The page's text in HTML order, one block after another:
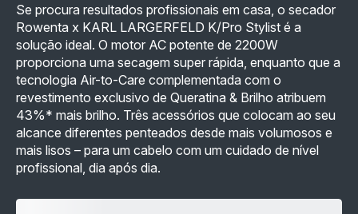
Se procura resultados profissionais em casa, o secador
Rowenta x KARL LARGERFELD K/Pro Stylist é a
solução ideal. O motor AC potente de 2200W
proporciona uma secagem super rápida, enquanto que a
tecnologia Air-to-Care complementada com o
revestimento exclusivo de Queratina & Brilho atribuem
43%* mais brilho. Três acessórios que colocam ao seu
alcance diferentes penteados desde mais volumosos e
mais lisos – para um cabelo com um cuidado de nível
profissional, dia após dia.